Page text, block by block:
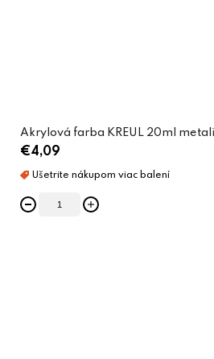
Akrylová farba KREUL 20ml
€4,09